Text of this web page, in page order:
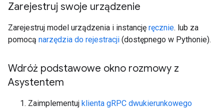
Zarejestruj swoje urządzenie
Zarejestruj model urządzenia i instancję ręcznie. lub za
pomocą narzędzia do rejestracji (dostępnego w Pythonie).
Wdróż podstawowe okno rozmowy z
Asystentem
Zaimplementuj klienta gRPC dwukierunkowego